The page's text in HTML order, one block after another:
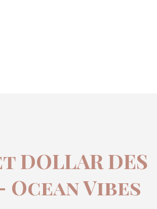
DES
Ocean Vibes